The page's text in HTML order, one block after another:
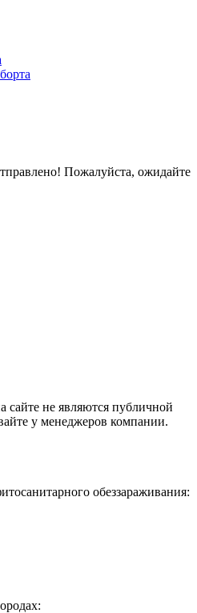
Пожалуйста, ожидайте
не являются публичной
у менеджеров компании.
обеззараживания: